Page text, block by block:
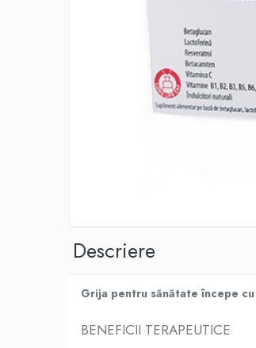
Produse pentru ingrijire si frumusete
Igiena intima
Produse anti-insecte
Protectie solara
Descriere
Grija pentru sănătate începe
BENEFICII TERAPEUTICE